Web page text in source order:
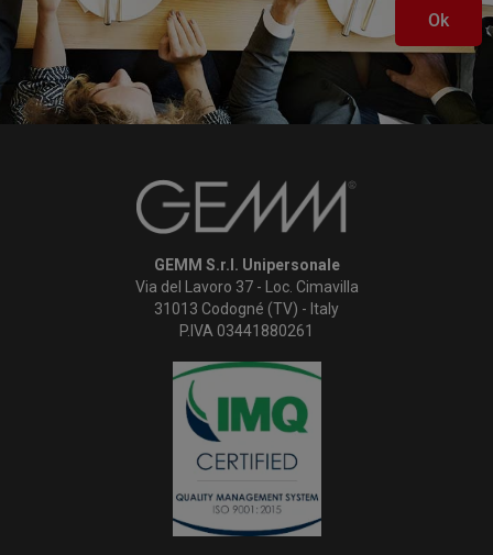
Ok
GEMM S.r.l. Unipersonale
Via del Lavoro 37 - Loc. Cimavilla
31013 Codogné (TV) - Italy
P.IVA 03441880261